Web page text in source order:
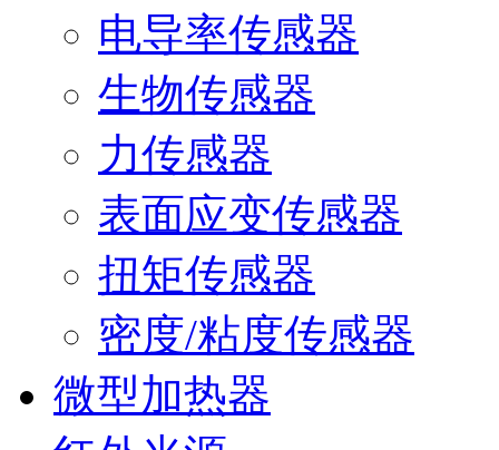
电导率传感器
生物传感器
力传感器
表面应变传感器
扭矩传感器
密度/粘度传感器
微型加热器